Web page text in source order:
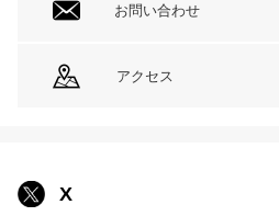
お問い合わせ
アクセス
X